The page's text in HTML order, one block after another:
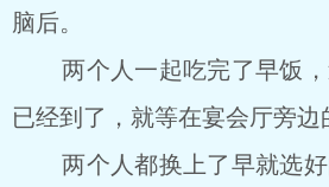
脑后。
两个人一起吃完了早饭，
已经到了，就等在宴会厅旁边
两个人都换上了早就选好